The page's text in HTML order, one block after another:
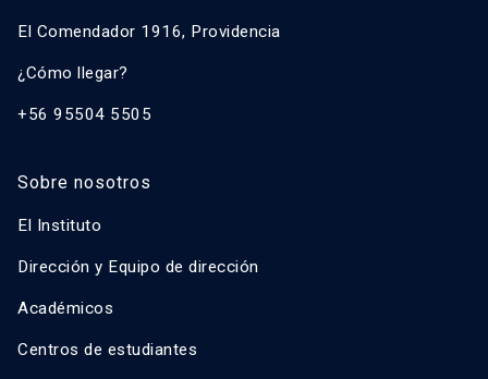
El Comendador 1916, Providencia
¿Cómo llegar?
+56 95504 5505
Sobre nosotros
El Instituto
Dirección y Equipo de dirección
Académicos
Centros de estudiantes